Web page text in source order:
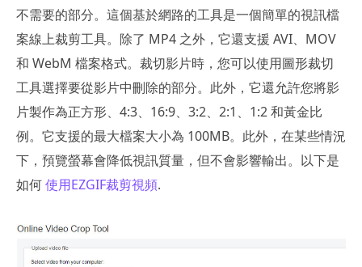
不需要的部分。這個基於網路的工具是一個簡單的視訊檔
案線上裁剪工具。除了 MP4 之外，它還支援 AVI、MOV
和 WebM 檔案格式。裁切影片時，您可以使用圖形裁切
工具選擇要從影片中刪除的部分。此外，它還允許您將影
片製作為正方形、4:3、16:9、3:2、2:1、1:2 和黃金比
例。它支援的最大檔案大小為 100MB。此外，在某些情況
下，預覽螢幕會降低視訊質量，但不會影響輸出。以下是
如何使用EZGIF裁剪視頻.